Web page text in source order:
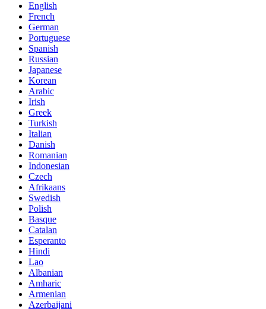
English
French
German
Portuguese
Spanish
Russian
Japanese
Korean
Arabic
Irish
Greek
Turkish
Italian
Danish
Romanian
Indonesian
Czech
Afrikaans
Swedish
Polish
Basque
Catalan
Esperanto
Hindi
Lao
Albanian
Amharic
Armenian
Azerbaijani